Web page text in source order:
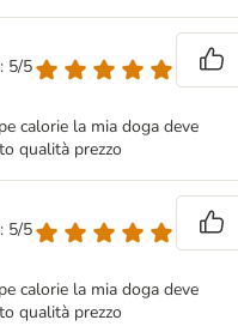
5/5
calorie la mia doga deve
qualità prezzo
5/5
calorie la mia doga deve
qualità prezzo